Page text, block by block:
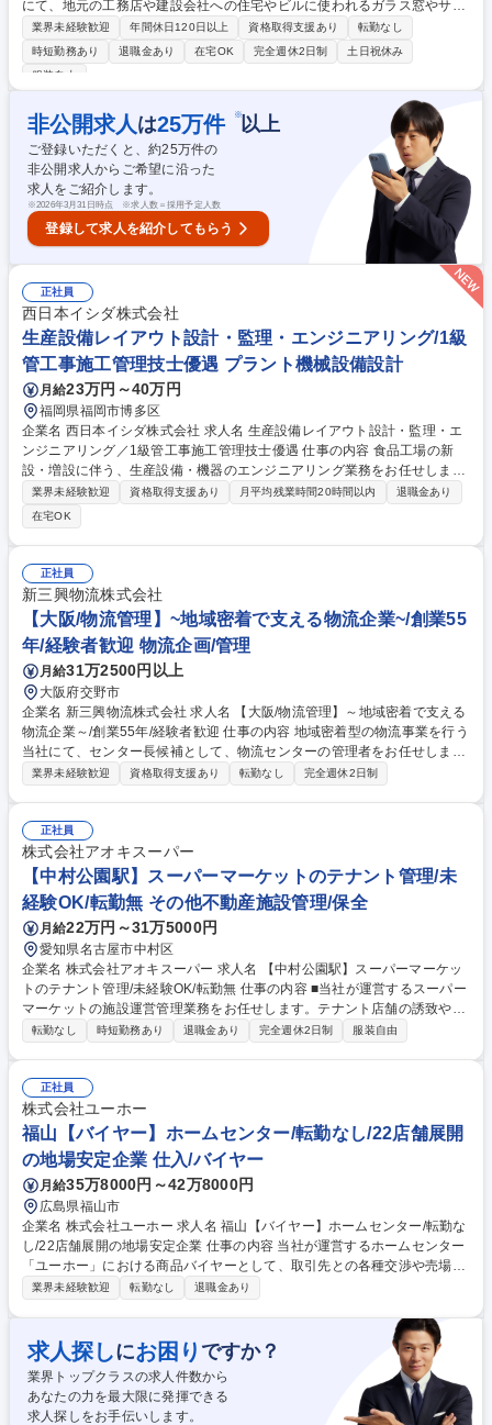
にて、地元の工務店や建設会社への住宅やビルに使われるガラス窓やサッ
シなどの建材、エクステリアの販売や施工提案などをお任せします。お客
様の頼れるパートナーとなり、地域の街作りに貢献◎ ■茨城県内の20～25
社ほどの既存顧客を担当。数十年にわたるお付き合いのあるお客様が多
し、課題に寄り添った提案を行っていきます。 【入社後】2ヶ月間は本社
での研修からスタート。製造工場や仕入れ部門を回り、製品の仕組みや強
みを手で触れながら学びます。その後は支店長やベテラン社員の丁寧なOJ
T。業界未経験でも安心して成長できます◎ 募集職種 ★第二新卒/接客・
販売経験歓迎★！水戸【ルート営業】創業130年の老舗専門商社
業界未経験歓迎 年間休日120日以上 資格取得支援あり
転勤なし
時短勤務あり
退職金あり 在宅OK 完全週休2日制
土日祝休み
服装自由
非公開求人 は25万件 ※以上
ご登録いただくと、約25万件の
非公開求人からご希望に沿った
求人をご紹介します。
※2026年3月31日時点 ※求人数＝採用予定人数
登録して求人を紹介してもらう
正社員
西日本イシダ株式会社
生産設備レイアウト設計・監理・エンジニアリング/1級
管工事施工管理技士優遇 プラント機械設備設計
月給23万円～40万円
福岡県福岡市博多区
企業名 西日本イシダ株式会社 求人名 生産設備レイアウト設計・監理・エ
ンジニアリング／1級管工事施工管理技士優遇 仕事の内容 食品工場の新
設・増設に伴う、生産設備・機器のエンジニアリング業務をお任せしま
す。ユーティリティ要望図作成や給排水・設備の施工監理など管工事の知
見を発揮できる環境です。 ■機器配置計画およびレイアウト図の作成 ■電
源、エア源、給排水管等のユーティリティ要望図の作成 ■現場調査、工程
会議への参加および営業への同行サポート ■メーカー・機種選定および機
器納入時の現場監理業務 ※食品工場の設計から施工監理・導入までトータ
ルに関わります。 ※業務内容の変更範囲：当社業務全般 募集職種 生産設
備レイアウト設計・監理・エンジニアリング／1級管工事施工管理技士優
遇
業界未経験歓迎 資格取得支援あり 月平均残業時間20時間以内
退職金あり
在宅OK
正社員
新三興物流株式会社
【大阪/物流管理】~地域密着で支える物流企業~/創業55
年/経験者歓迎 物流企画/管理
月給31万2500円以上
大阪府交野市
企業名 新三興物流株式会社 求人名 【大阪/物流管理】～地域密着で支える
物流企業～/創業55年/経験者歓迎 仕事の内容 地域密着型の物流事業を行う
当社にて、センター長候補として、物流センターの管理者をお任せしま
す。現場社員の管理業務や取引先のお客様との信頼関係構築、配車業務を
部) ■配車業務…配送量や配送状況を確認し、納期内にスムーズに荷物を届
けられるように調整頂きます。また、納期の折衝も行って頂きます。 募集
職種 【大阪/物流管理】～地域密着で支える物流企業～/創業55年/経験者歓
業界未経験歓迎 資格取得支援あり 転勤なし 完全週休2日制
正社員
株式会社アオキスーパー
【中村公園駅】スーパーマーケットのテナント管理/未
経験OK/転勤無 その他不動産施設管理/保全
月給22万円～31万5000円
愛知県名古屋市中村区
企業名 株式会社アオキスーパー 求人名 【中村公園駅】スーパーマーケッ
トのテナント管理/未経験OK/転勤無 仕事の内容 ■当社が運営するスーパー
マーケットの施設運営管理業務をお任せします。テナント店舗の誘致や契
約管理、施設修繕の手配、店舗改装時の検討・各所調整等が主な業務とな
店舗の修繕修理手配、リニューアル時(毎年3店舗程度)の工事会社手配・レ
イアウト調整など ★地主様やテナントなど、長い期間での関係構築が重要
なお仕事です。また、店舗をスムーズに運営するための重要なポジション
となります。 募集職種 【中村公園駅】スーパーマーケットのテナント管
理/未経験OK/転勤無
転勤なし 時短勤務あり 退職金あり 完全週休2日制 服装自由
正社員
株式会社ユーホー
福山【バイヤー】ホームセンター/転勤なし/22店舗展開
の地場安定企業 仕入/バイヤー
月給35万8000円～42万8000円
広島県福山市
企業名 株式会社ユーホー 求人名 福山【バイヤー】ホームセンター/転勤な
し/22店舗展開の地場安定企業 仕事の内容 当社が運営するホームセンター
「ユーホー」における商品バイヤーとして、取引先との各種交渉や売場改
善、数量コントロールなどの業務全般を担い、地域一番店としての最適な
格、数量、返品、納期などの交渉◆取引先との企画条件交渉◆棚割り改善
等の営業との連携による売場改善◆店舗メンバーとのコミュニケーショ
ン、教育◆新規メーカーのソーシング◆数量コントロール◆シーズン展開
作成◆その他バイヤー業務に関連する事務 募集職種 福山【バイヤー】ホ
ームセンター/転勤なし/22店舗展開の地場安定企業
業界未経験歓迎 転勤なし 退職金あり
求人探しにお困り ですか？
業界トップクラスの求人件数から
あなたの力を最大限に発揮できる
求人探しをお手伝いします。